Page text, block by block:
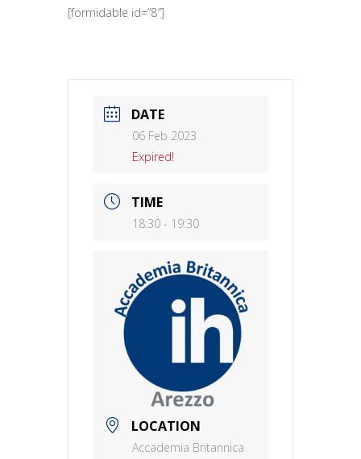
[formidable id=”8″]
DATE
06 Feb 2023
Expired!
TIME
18:30 - 19:30
LOCATION
Accademia Britannica